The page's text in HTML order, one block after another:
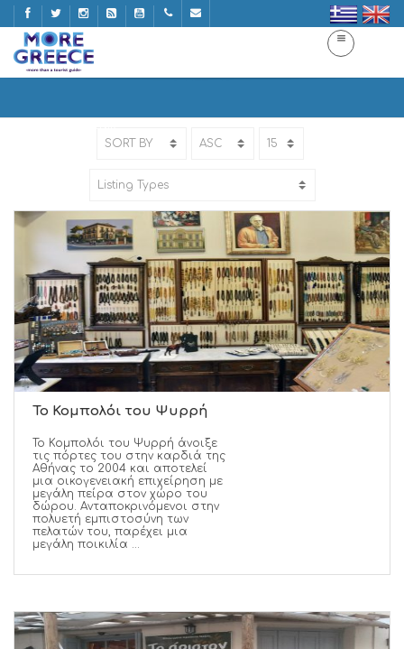
Το Κομπολόι του Ψυρρή
Το Κομπολόι του Ψυρρή άνοιξε
τις πόρτες του στην καρδιά της
Αθήνας το 2004 και αποτελεί
μια οικογενειακή επιχείρηση με
μεγάλη πείρα στον χώρο του
δώρου. Ανταποκρινόμενοι στην
πολυετή εμπιστοσύνη των
πελατών του, παρέχει μια
μεγάλη ποικιλία ...